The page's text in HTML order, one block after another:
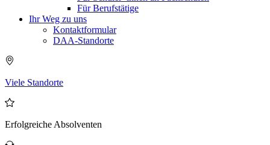
Für Berufstätige
Ihr Weg zu uns
Kontaktformular
DAA-Standorte
Viele Standorte
Erfolgreiche Absolventen